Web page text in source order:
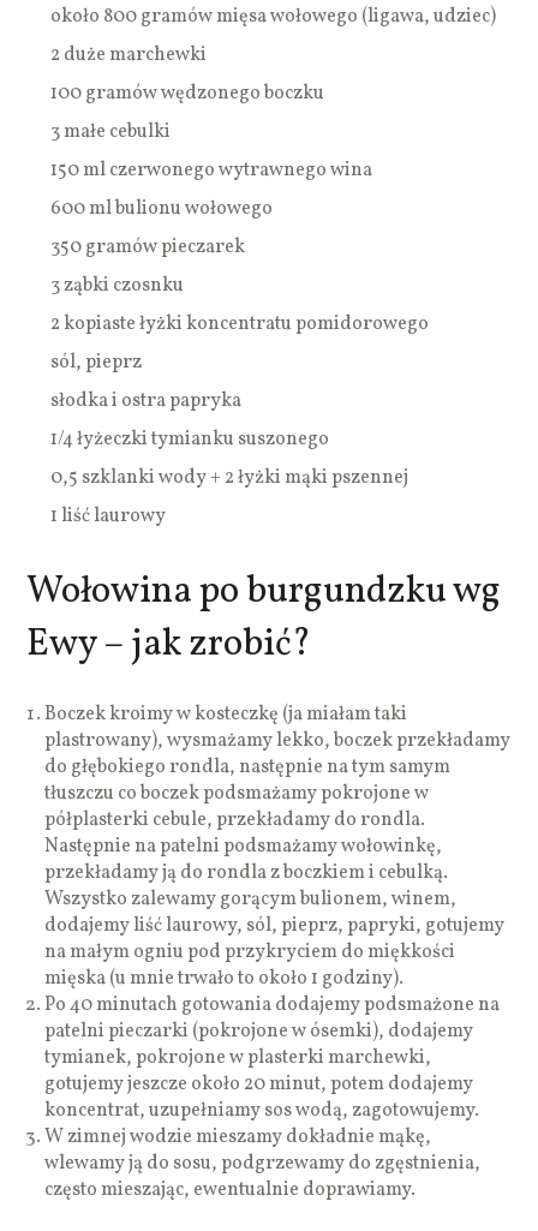
około 800 gramów mięsa wołowego (ligawa, udziec)
2 duże marchewki
100 gramów wędzonego boczku
3 małe cebulki
150 ml czerwonego wytrawnego wina
600 ml bulionu wołowego
350 gramów pieczarek
3 ząbki czosnku
2 kopiaste łyżki koncentratu pomidorowego
sól, pieprz
słodka i ostra papryka
1/4 łyżeczki tymianku suszonego
0,5 szklanki wody + 2 łyżki mąki pszennej
1 liść laurowy
Wołowina po burgundzku wg
Ewy – jak zrobić?
Boczek kroimy w kosteczkę (ja miałam taki
plastrowany), wysmażamy lekko, boczek przekładamy
do głębokiego rondla, następnie na tym samym
tłuszczu co boczek podsmażamy pokrojone w
półplasterki cebule, przekładamy do rondla.
Następnie na patelni podsmażamy wołowinkę,
przekładamy ją do rondla z boczkiem i cebulką.
Wszystko zalewamy gorącym bulionem, winem,
dodajemy liść laurowy, sól, pieprz, papryki, gotujemy
na małym ogniu pod przykryciem do miękkości
mięska (u mnie trwało to około 1 godziny).
Po 40 minutach gotowania dodajemy podsmażone na
patelni pieczarki (pokrojone w ósemki), dodajemy
tymianek, pokrojone w plasterki marchewki,
gotujemy jeszcze około 20 minut, potem dodajemy
koncentrat, uzupełniamy sos wodą, zagotowujemy.
W zimnej wodzie mieszamy dokładnie mąkę,
wlewamy ją do sosu, podgrzewamy do zgęstnienia,
często mieszając, ewentualnie doprawiamy.